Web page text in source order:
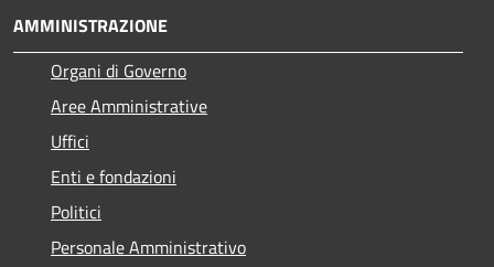
AMMINISTRAZIONE
Organi di Governo
Aree Amministrative
Uffici
Enti e fondazioni
Politici
Personale Amministrativo